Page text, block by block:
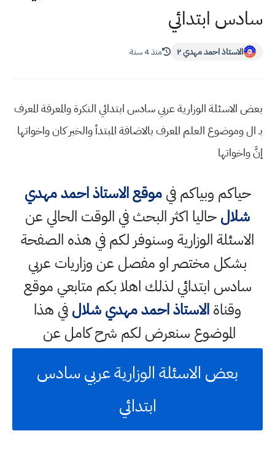
سادس ابتدائي
الاستاذ احمد مهدي ٢ منذ 4 سنة
بعض الاسئلة الوزارية عربي سادس ابتدائي النكرة والمعرفة المعرف
بـ ال وموضوع العلم المعرف بالاضافة المبتدأ والخبر كان واخواتها
إنَّ واخواتها
حياكم وبياكم فيموقع الاستاذ احمد مهدي
شلالحاليا اكثر البحث في الوقت الحالي عن
الاسئلة الوزارية وسنوفر لكم في هذه الصفحة
بشكل مختصر او مفصل عن وزاريات عربي
سادس ابتدائي لذلك اهلا بكم متابعي موقع
وقناةالاستاذ احمد مهدي شلالفي هذا
الموضوع سنعرض لكم شرح كامل عن
بعض الاسئلة الوزارية عربي سادس
ابتدائي